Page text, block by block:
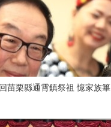
苗栗縣通霄鎮祭祖 憶家族篳